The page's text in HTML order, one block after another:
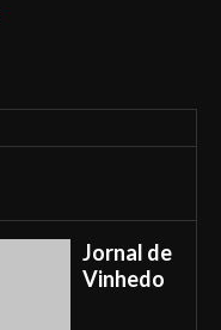
Jornal de
Vinhedo